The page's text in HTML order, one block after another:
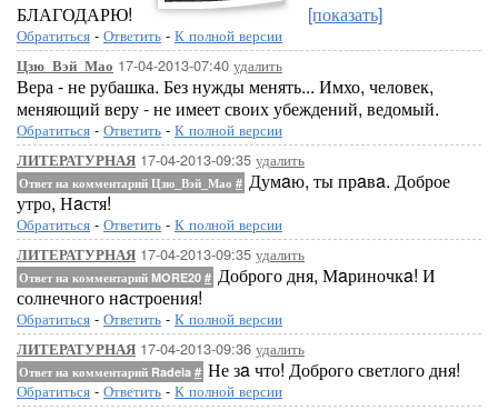
БЛАГОДАРЮ! [показать]
Обратиться - Ответить - К полной версии
Цзю_Вэй_Мао 17-04-2013-07:40 удалить
Вера - не рубашка. Без нужды менять... Имхо, человек,
меняющий веру - не имеет своих убеждений, ведомый.
Обратиться - Ответить - К полной версии
ЛИТЕРАТУРНАЯ 17-04-2013-09:35 удалить
Ответ на комментарий Цзю_Вэй_Мао # Думaю, ты прaвa. Доброе
утро, Нaстя!
Обратиться - Ответить - К полной версии
ЛИТЕРАТУРНАЯ 17-04-2013-09:35 удалить
Ответ на комментарий MORE20 # Доброго дня, Мaриночкa! И
солнечного нaстроения!
Обратиться - Ответить - К полной версии
ЛИТЕРАТУРНАЯ 17-04-2013-09:36 удалить
Ответ на комментарий Radeia # Не зa что! Доброго светлого дня!
Обратиться - Ответить - К полной версии